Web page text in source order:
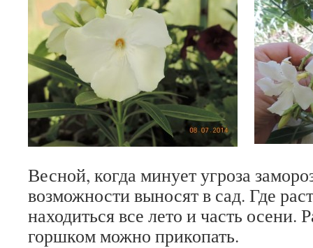
Весной, когда минует угроза
возможности выносят в сад. Где
находиться все лето и часть осени.
горшком можно прикопать.